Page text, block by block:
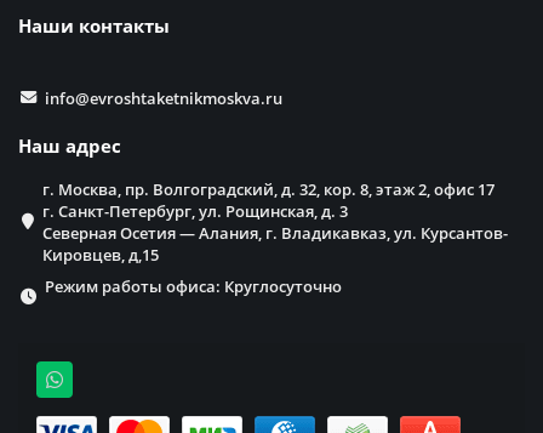
Наши контакты
info@evroshtaketnikmoskva.ru
Наш адрес
г. Москва, пр. Волгоградский, д. 32, кор. 8, этаж 2, офис 17
г. Санкт-Петербург, ул. Рощинская, д. 3
Северная Осетия — Алания, г. Владикавказ, ул. Курсантов-
Кировцев, д,15
Режим работы офиса: Круглосуточно